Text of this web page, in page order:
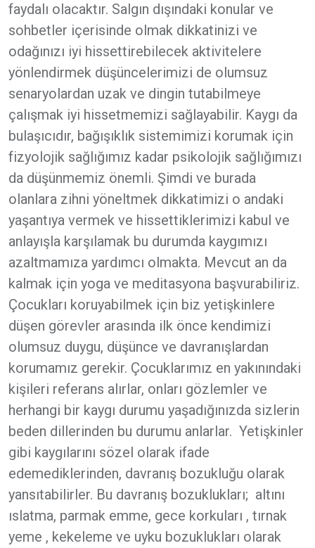
faydalı olacaktır. Salgın dışındaki konular ve
sohbetler içerisinde olmak dikkatinizi ve
odağınızı iyi hissettirebilecek aktivitelere
yönlendirmek düşüncelerimizi de olumsuz
senaryolardan uzak ve dingin tutabilmeye
çalışmak iyi hissetmemizi sağlayabilir. Kaygı da
bulaşıcıdır, bağışıklık sistemimizi korumak için
fizyolojik sağlığımız kadar psikolojik sağlığımızı
da düşünmemiz önemli. Şimdi ve burada
olanlara zihni yöneltmek dikkatimizi o andaki
yaşantıya vermek ve hissettiklerimizi kabul ve
anlayışla karşılamak bu durumda kaygımızı
azaltmamıza yardımcı olmakta. Mevcut an da
kalmak için yoga ve meditasyona başvurabiliriz.
Çocukları koruyabilmek için biz yetişkinlere
düşen görevler arasında ilk önce kendimizi
olumsuz duygu, düşünce ve davranışlardan
korumamız gerekir. Çocuklarımız en yakınındaki
kişileri referans alırlar, onları gözlemler ve
herhangi bir kaygı durumu yaşadığınızda sizlerin
beden dillerinden bu durumu anlarlar. Yetişkinler
gibi kaygılarını sözel olarak ifade
edemediklerinden, davranış bozukluğu olarak
yansıtabilirler. Bu davranış bozuklukları; altını
ıslatma, parmak emme, gece korkuları , tırnak
yeme , kekeleme ve uyku bozuklukları olarak